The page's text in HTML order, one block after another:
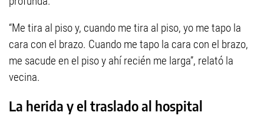
“Me tira al piso y, cuando me tira al piso, yo me tapo la
cara con el brazo. Cuando me tapo la cara con el brazo,
me sacude en el piso y ahí recién me larga”, relató la
vecina.
La herida y el traslado al hospital